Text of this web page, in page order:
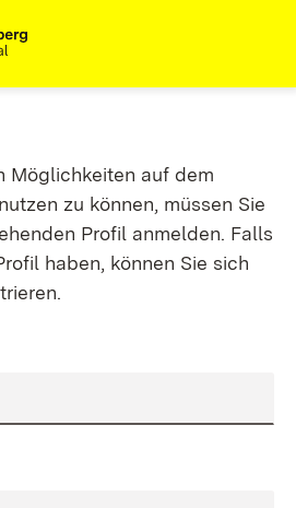
Möglichkeiten auf dem
zu können, müssen Sie
Profil anmelden. Falls
haben, können Sie sich